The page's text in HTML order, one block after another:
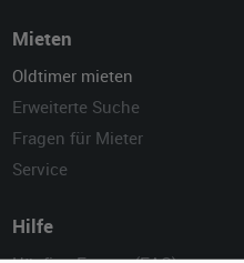
Mieten
Oldtimer mieten
Erweiterte Suche
Fragen für Mieter
Service
Hilfe